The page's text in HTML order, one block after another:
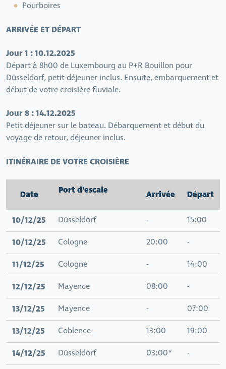
Pourboires
ARRIVÉE ET DÉPART
Jour 1 : 10.12.2025
Départ à 8h00 de Luxembourg au P+R Bouillon pour
Düsseldorf, petit-déjeuner inclus. Ensuite, embarquement et
début de votre croisière fluviale.
Jour 8 : 14.12.2025
Petit déjeuner sur le bateau. Débarquement et début du
voyage de retour, déjeuner inclus.
ITINÉRAIRE DE VOTRE CROISIÈRE
Date Port d'escale Arrivée Départ
10/12/25 Düsseldorf - 15:00
10/12/25 Cologne 20:00 -
11/12/25 Cologne - 14:00
12/12/25 Mayence 08:00 -
13/12/25 Mayence - 07:00
13/12/25 Coblence 13:00 19:00
14/12/25 Düsseldorf 03:00* -